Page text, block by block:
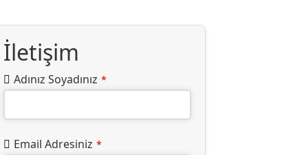
İletişim
Adınız Soyadınız *
Email Adresiniz *